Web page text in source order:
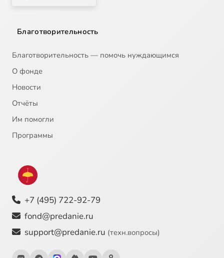
Благотворительность
Благотворительность — помочь нуждающимся
О фонде
Новости
Отчёты
Им помогли
Программы
+7 (495) 722-92-79
fond@predanie.ru
support@predanie.ru (техн.вопросы)